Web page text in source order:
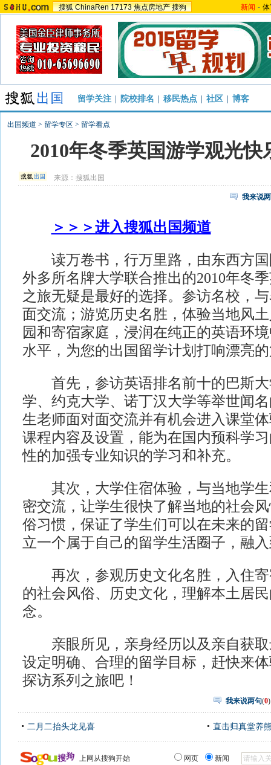
搜狐 ChinaRen 17173 焦点房地产 搜狗 新闻 -
留学关注 院校排名 移民热点 社区 博客
出国频道 > 留学专区 > 留学看点
2010年冬季英国游学观光快
来源：搜狐出国
我来说
＞＞＞进入搜狐出国频道
读万卷书，行万里路，由东西方国
外多所名牌大学联合推出的2010年冬
之旅无疑是最好的选择。参访名校，
面交流；游览历史名胜，体验当地风
园和寄宿家庭，浸润在纯正的英语环
水平，为您的出国留学计划打响漂亮
首先，参访英语排名前十的巴斯大
学、约克大学、诺丁汉大学等举世闻
生老师面对面交流并有机会进入课堂
课程内容及设置，能为在国内预科学
性的加强专业知识的学习和补充。
其次，大学住宿体验，与当地学生
密交流，让学生很快了解当地的社会
俗习惯，保证了学生们可以在未来的
立一个属于自己的留学生活圈子，融
再次，参观历史文化名胜，入住寄
的社会风俗、历史文化，理解本土居
念。
亲眼所见，亲身经历以及亲自获取
设定明确、合理的留学目标，赶快来
探访系列之旅吧！
我来说两句(0)
二月二抬头龙见喜 直击归真堂养
上网从搜狗开始 网页 新闻